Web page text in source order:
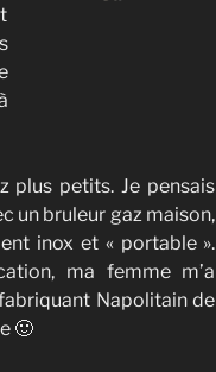
plus petits. Je pensais
un bruleur gaz maison,
inox et « portable ».
ma femme m’a
Napolitain de
🙂